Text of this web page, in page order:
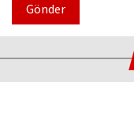
Gönder